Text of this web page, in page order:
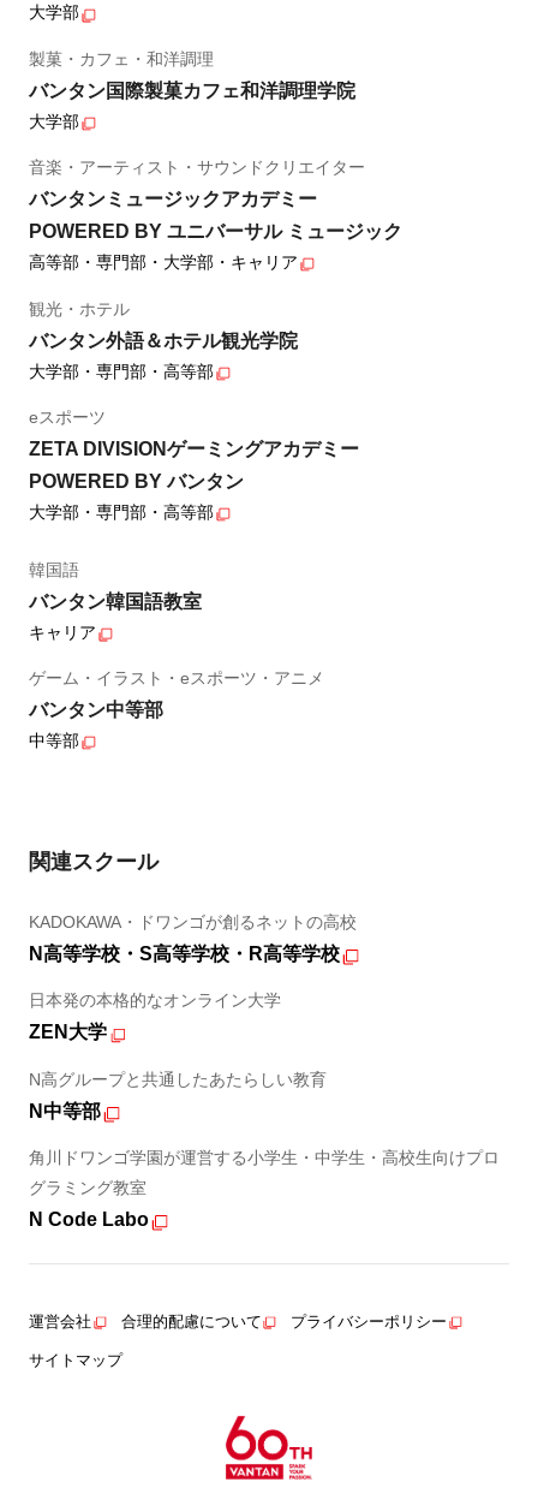
大学部
製菓・カフェ・和洋調理
バンタン国際製菓カフェ和洋調理学院
大学部
音楽・アーティスト・サウンドクリエイター
バンタンミュージックアカデミー
POWERED BY ユニバーサル ミュージック
高等部・専門部・大学部・キャリア
観光・ホテル
バンタン外語＆ホテル観光学院
大学部・専門部・高等部
eスポーツ
ZETA DIVISIONゲーミングアカデミー
POWERED BY バンタン
大学部・専門部・高等部
韓国語
バンタン韓国語教室
キャリア
ゲーム・イラスト・eスポーツ・アニメ
バンタン中等部
中等部
関連スクール
KADOKAWA・ドワンゴが創るネットの高校
N高等学校・S高等学校・R高等学校
日本発の本格的なオンライン大学
ZEN大学
N高グループと共通したあたらしい教育
N中等部
角川ドワンゴ学園が運営する小学生・中学生・高校生向けプロ
グラミング教室
N Code Labo
運営会社 合理的配慮について プライバシーポリシー
サイトマップ